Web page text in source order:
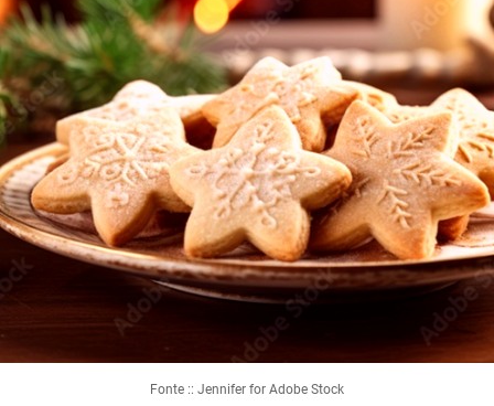
Fonte :: Jennifer for Adobe Stock